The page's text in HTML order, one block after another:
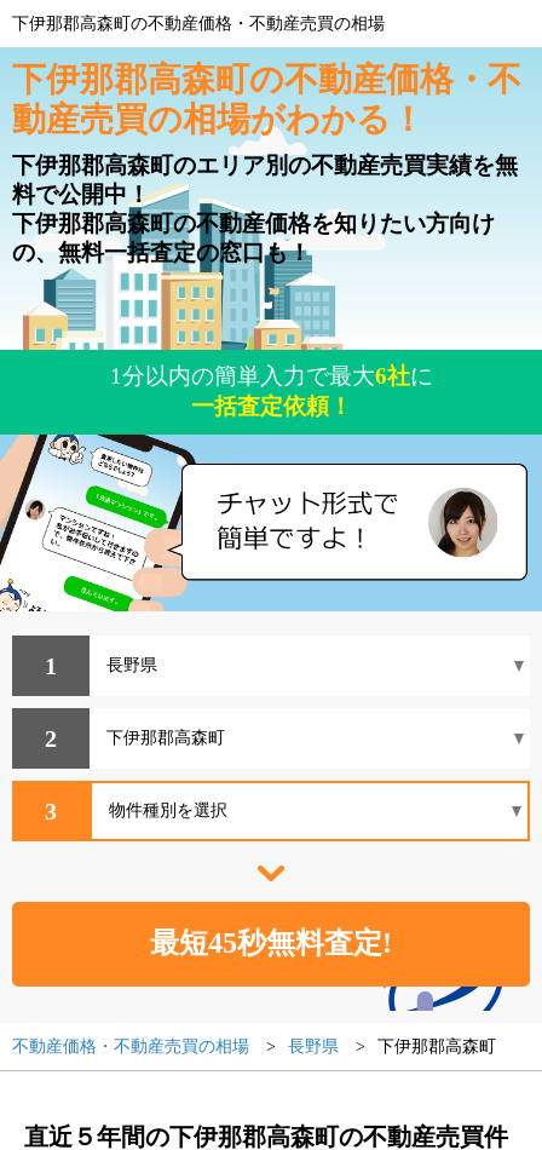
下伊那郡高森町の不動産価格・不動産売買の相場
下伊那郡高森町の不動産価格・不
動産売買の相場がわかる！
下伊那郡高森町のエリア別の不動産売買実績を無
料で公開中！
下伊那郡高森町の不動産価格を知りたい方向け
の、無料一括査定の窓口も！
1分以内の簡単入力で最大6社に
一括査定依頼！
1
2
3
不動産価格・不動産売買の相場 長野県 下伊那郡高森町
直近５年間の下伊那郡高森町の不動産売買件